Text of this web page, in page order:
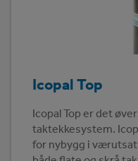
Icopal Top
Icopal Top er det
taktekkesystem.
for nybygg i